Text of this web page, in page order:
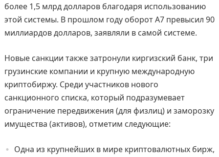
более 1,5 млрд долларов благодаря использованию
этой системы. В прошлом году оборот A7 превысил 90
миллиардов долларов, заявляли в самой системе.
Новые санкции также затронули киргизский банк, три
грузинские компании и крупную международную
криптобиржу. Среди участников нового
санкционного списка, который подразумевает
ограничение передвижения (для физлиц) и заморозку
имущества (активов), отметим следующие:
Одна из крупнейших в мире криптовалютных бирж,